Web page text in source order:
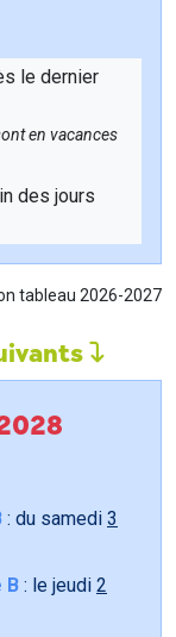
le dernier
en vacances
des jours
tableau 2026-2027
: du samedi 3
B : le jeudi 2